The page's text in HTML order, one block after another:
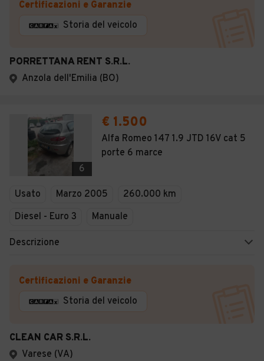
Certificazioni e Garanzie
Storia del veicolo
PORRETTANA RENT S.R.L.
Anzola dell'Emilia (BO)
6
€ 1.500
Alfa Romeo 147 1.9 JTD 16V cat 5
porte 6 marce
Usato Marzo 2005
260.000 km
Diesel - Euro 3
Manuale
Descrizione
Certificazioni e Garanzie
Storia del veicolo
CLEAN CAR S.R.L.
Varese (VA)